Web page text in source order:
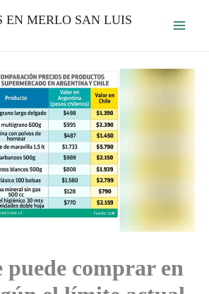
EN MERLO SAN LUIS
puede comprar en